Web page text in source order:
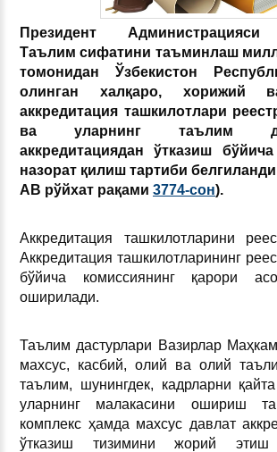
Президент Администрацияси
Таълим сифатини таъминлаш
томонидан Ўзбекистон
олинган халқаро, хорижий
аккредитация ташкилотлари
ва уларнинг таълим
аккредитациядан ўтказиш
назорат қилиш тартиби белгиланди
АВ рўйхат рақами 3774-сон).
Аккредитация ташкилотларини
Аккредитация ташкилотларининг
бўйича комиссиянинг қарори
оширилади.
Таълим дастурлари Вазирлар
махсус, касбий, олий ва олий
таълим, шунингдек, кадрларни
уларнинг малакасини ошириш
комплекс ҳамда махсус давлат
ўтказиш тизимини жорий этиш